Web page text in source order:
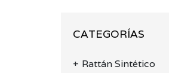
CATEGORÍAS
Rattán Sintético